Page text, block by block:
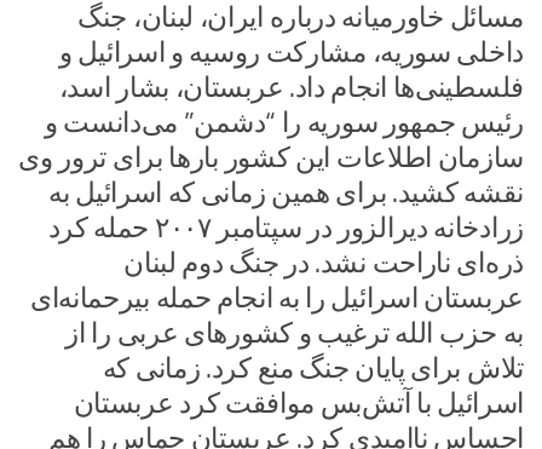
مسائل خاورمیانه درباره ایران، لبنان، جنگ
داخلی سوریه، مشارکت روسیه و اسرائیل و
فلسطینی‌ها انجام داد. عربستان، بشار اسد،
رئیس جمهور سوریه را “دشمن” می‌دانست و
سازمان اطلاعات این کشور بارها برای ترور وی
نقشه کشید. برای همین زمانی که اسرائیل به
زرادخانه دیرالزور در سپتامبر ۲۰۰۷ حمله کرد
ذره‌ای ناراحت نشد. در جنگ دوم لبنان
عربستان اسرائیل را به انجام حمله بیرحمانه‌ای
به حزب الله ترغیب و کشورهای عربی را از
تلاش برای پایان جنگ منع کرد. زمانی که
اسرائیل با آتش‌بس موافقت کرد عربستان
احساس ناامیدی کرد. عربستان حماس را هم